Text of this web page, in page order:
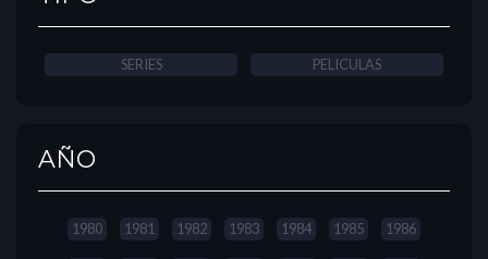
SERIES PELICULAS
AÑO
1980 1981 1982 1983 1984 1985 1986